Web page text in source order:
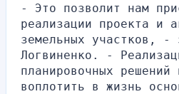
- Это позволит нам
реализации проекта и
земельных участков, -
Логвиненко. -
планировочных решений
воплотить в жизнь